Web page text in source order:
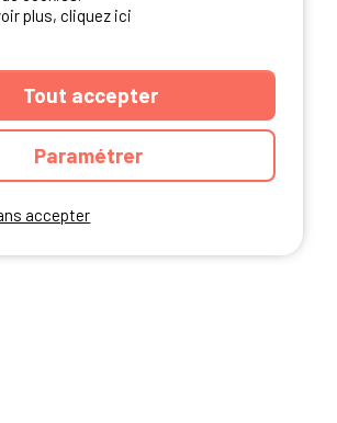
accepter
plus, cliquez ici
Tout accepter
Paramétrer